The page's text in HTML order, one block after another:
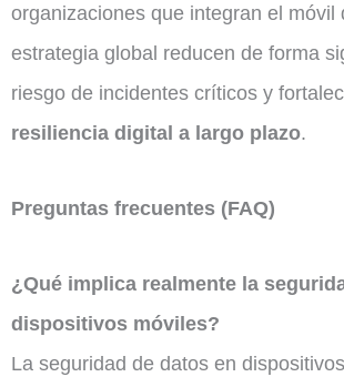
organizaciones que integran el móvil
estrategia global reducen de forma
riesgo de incidentes críticos y
resiliencia digital a largo plazo.
Preguntas frecuentes (FAQ)
¿Qué implica realmente la
dispositivos móviles?
La seguridad de datos en